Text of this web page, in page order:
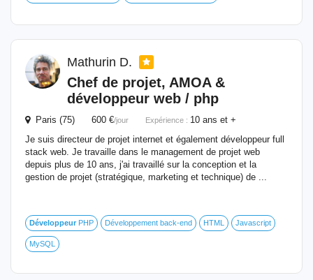
Mathurin D.
Chef de projet, AMOA &
développeur web / php
Paris (75) 600 €/jour Expérience : 10 ans et +
Je suis directeur de projet internet et également développeur full
stack web. Je travaille dans le management de projet web
depuis plus de 10 ans, j'ai travaillé sur la conception et la
gestion de projet (stratégique, marketing et technique) de ...
Développeur PHP Développement back-end HTML Javascript
MySQL